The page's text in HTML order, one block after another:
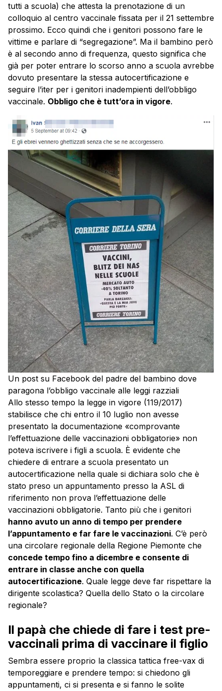
tutti a scuola) che attesta la prenotazione di un
colloquio al centro vaccinale fissata per il 21 settembre
prossimo. Ecco quindi che i genitori possono fare le
vittime e parlare di “segregazione”. Ma il bambino però
è al secondo anno di frequenza, questo significa che
già per poter entrare lo scorso anno a scuola avrebbe
dovuto presentare la stessa autocertificazione e
seguire l’iter per i genitori inadempienti dell’obbligo
vaccinale. Obbligo che è tutt’ora in vigore.
Un post su Facebook del padre del bambino dove
paragona l’obbligo vaccinale alle leggi razziali
Allo stesso tempo la legge in vigore (119/2017)
stabilisce che chi entro il 10 luglio non avesse
presentato la documentazione «comprovante
l’effettuazione delle vaccinazioni obbligatorie» non
poteva iscrivere i figli a scuola. È evidente che
chiedere di entrare a scuola presentato un
autocertificazione nella quale si dichiara solo che è
stato preso un appuntamento presso la ASL di
riferimento non prova l’effettuazione delle
vaccinazioni obbligatorie. Tanto più che i genitori
hanno avuto un anno di tempo per prendere
l’appuntamento e far fare le vaccinazioni. C’è però
una circolare regionale della Regione Piemonte che
concede tempo fino a dicembre e consente di
entrare in classe anche con quella
autocertificazione. Quale legge deve far rispettare la
dirigente scolastica? Quella dello Stato o la circolare
regionale?
Il papà che chiede di fare i test pre-
vaccinali prima di vaccinare il figlio
Sembra essere proprio la classica tattica free-vax di
temporeggiare e prendere tempo: si chiedono gli
appuntamenti, ci si presenta e si fanno le solite